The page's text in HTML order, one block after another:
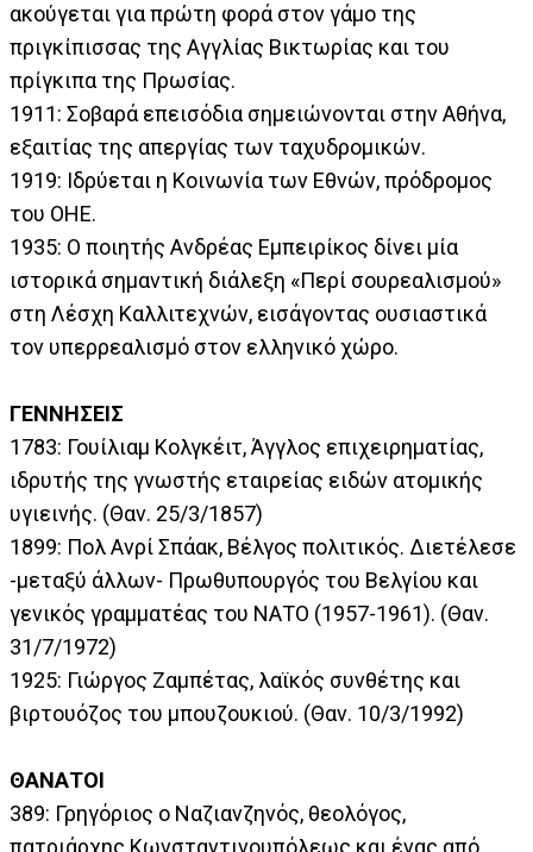
ακούγεται για πρώτη φορά στον γάμο της
πριγκίπισσας της Αγγλίας Βικτωρίας και του
πρίγκιπα της Πρωσίας.
1911: Σοβαρά επεισόδια σημειώνονται στην Αθήνα,
εξαιτίας της απεργίας των ταχυδρομικών.
1919: Ιδρύεται η Κοινωνία των Εθνών, πρόδρομος
του ΟΗΕ.
1935: Ο ποιητής Ανδρέας Εμπειρίκος δίνει μία
ιστορικά σημαντική διάλεξη «Περί σουρεαλισμού»
στη Λέσχη Καλλιτεχνών, εισάγοντας ουσιαστικά
τον υπερρεαλισμό στον ελληνικό χώρο.
ΓΕΝΝΗΣΕΙΣ
1783: Γουίλιαμ Κολγκέιτ, Άγγλος επιχειρηματίας,
ιδρυτής της γνωστής εταιρείας ειδών ατομικής
υγιεινής. (Θαν. 25/3/1857)
1899: Πολ Ανρί Σπάακ, Βέλγος πολιτικός. Διετέλεσε
-μεταξύ άλλων- Πρωθυπουργός του Βελγίου και
γενικός γραμματέας του ΝΑΤΟ (1957-1961). (Θαν.
31/7/1972)
1925: Γιώργος Ζαμπέτας, λαϊκός συνθέτης και
βιρτουόζος του μπουζουκιού. (Θαν. 10/3/1992)
ΘΑΝΑΤΟΙ
389: Γρηγόριος ο Ναζιανζηνός, θεολόγος,
πατριάρχης Κωνσταντινουπόλεως και ένας από